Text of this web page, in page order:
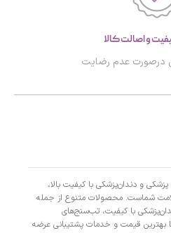
و اصالت کالا
درصورت عدم رضایت
پزشکی و دندان‌پزشکی با کیفیت بالا،
شماست. محصولات متنوع از جمله
با کیفیت، تب‌سنج‌های
بهترین قیمت و خدمات پشتیبانی عرضه